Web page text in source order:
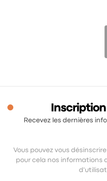
Recevez les dernières
Vous pouvez vous
pour cela nos informations